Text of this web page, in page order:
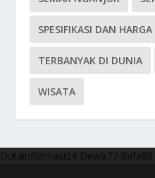
SPESIFIKASI DAN HARGA
TERBANYAK DI DUNIA
WISATA
Dutainformasi24 Dewa77 Rafa88